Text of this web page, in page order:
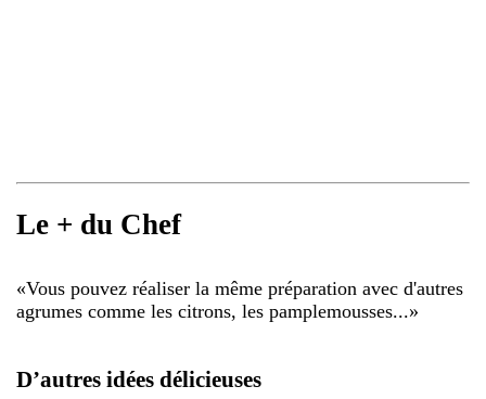
Le + du Chef
«Vous pouvez réaliser la même préparation avec d'autres
agrumes comme les citrons, les pamplemousses...»
D’autres idées délicieuses